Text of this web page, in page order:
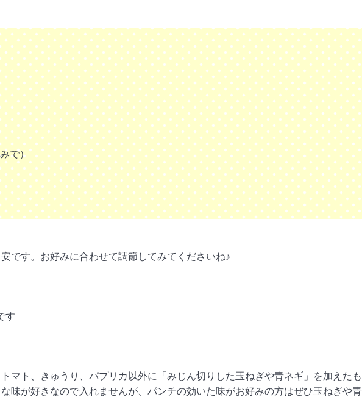
で）
です。お好みに合わせて調節してみてくださいね♪
す
マト、きゅうり、パプリカ以外に「みじん切りした玉ねぎや青ネギ」を加えたも
味が好きなので入れませんが、パンチの効いた味がお好みの方はぜひ玉ねぎや青